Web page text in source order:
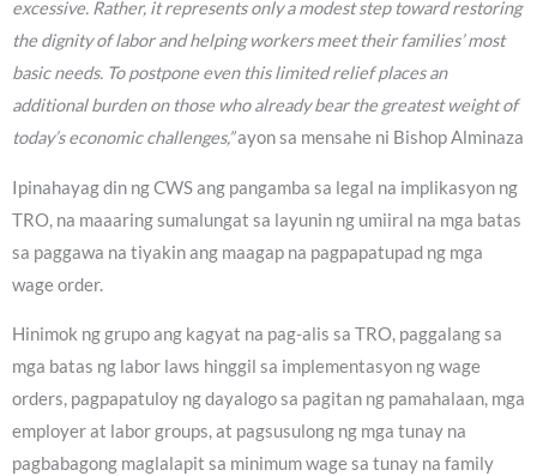
excessive. Rather, it represents only a modest step toward restoring
the dignity of labor and helping workers meet their families’ most
basic needs. To postpone even this limited relief places an
additional burden on those who already bear the greatest weight of
today’s economic challenges,”ayon sa mensahe ni Bishop Alminaza
Ipinahayag din ng CWS ang pangamba sa legal na implikasyon ng
TRO, na maaaring sumalungat sa layunin ng umiiral na mga batas
sa paggawa na tiyakin ang maagap na pagpapatupad ng mga
wage order.
Hinimok ng grupo ang kagyat na pag-alis sa TRO, paggalang sa
mga batas ng labor laws hinggil sa implementasyon ng wage
orders, pagpapatuloy ng dayalogo sa pagitan ng pamahalaan, mga
employer at labor groups, at pagsusulong ng mga tunay na
pagbabagong maglalapit sa minimum wage sa tunay na family